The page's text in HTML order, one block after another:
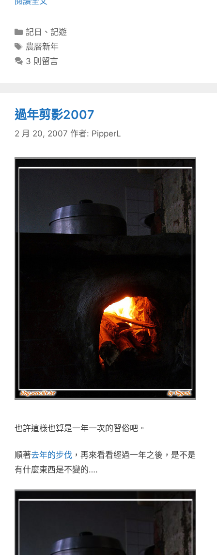
分
類
記日 、記遊
標
籤
農曆新年
3 則留言
過年剪影2007
2 月 20, 2007 作者: PipperL
也許這樣也算是一年一次的習俗吧。
順著去年的步伐 ，再來看看經過一年之後，是不是
有什麼東西是不變的….